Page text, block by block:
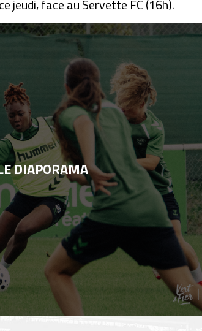
jeudi, face au Servette FC (16h).
DIAPORAMA